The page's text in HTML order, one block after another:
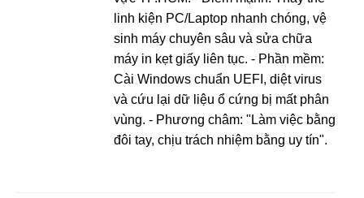
linh kiện PC/Laptop nhanh chóng, vệ
sinh máy chuyên sâu và sửa chữa
máy in kẹt giấy liên tục. - Phần mềm:
Cài Windows chuẩn UEFI, diệt virus
và cứu lại dữ liệu ổ cứng bị mất phân
vùng. - Phương châm: "Làm việc bằng
đôi tay, chịu trách nhiệm bằng uy tín".